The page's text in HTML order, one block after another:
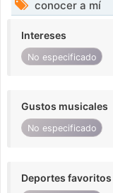
conocer a mí
Intereses
No especificado
Gustos musicales
No especificado
Deportes favoritos